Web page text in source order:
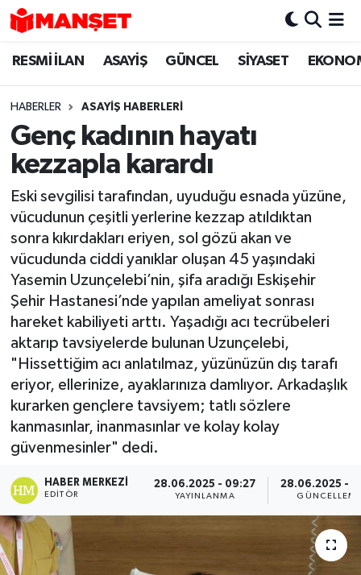
RESMİ İLAN ASAYİŞ GÜNCEL SİYASET
HABERLER ASAYİŞ HABERLERİ
Genç kadının hayatı
kezzapla karardı
Eski sevgilisi tarafından, uyuduğu esnada yüzüne,
vücudunun çeşitli yerlerine kezzap atıldıktan
sonra kıkırdakları eriyen, sol gözü akan ve
vücudunda ciddi yanıklar oluşan 45 yaşındaki
Yasemin Uzunçelebi’nin, şifa aradığı Eskişehir
Şehir Hastanesi’nde yapılan ameliyat sonrası
hareket kabiliyeti arttı. Yaşadığı acı tecrübeleri
aktarıp tavsiyelerde bulunan Uzunçelebi,
"Hissettiğim acı anlatılmaz, yüzünüzün dış tarafı
eriyor, ellerinize, ayaklarınıza damlıyor. Arkadaşlık
kurarken gençlere tavsiyem; tatlı sözlere
kanmasınlar, inanmasınlar ve kolay kolay
güvenmesinler" dedi.
HABER MERKEZI
EDITÖR
28.06.2025 - 09:27
YAYINLANMA
28.06.2025 -
Hava Durumu
Trafik Durumu
Süper Lig Puan Durumu ve Fikstür
Son Dakika Haberleri
Haber Arşivi